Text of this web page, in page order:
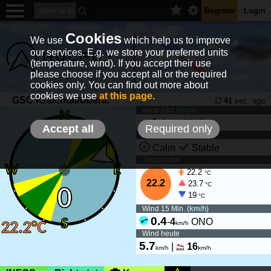
Register Login
GSC Kraichtal/Obera. 41 sec. ago
Wind jetzt ( )
0 km/h ONO
Wind Tendenz
Calm Stable
Temperatur
22.2
22.2 °C
23.7 °C
19°C
Wind 15 Min. (km/h)
0.4-4km/h ONO
Wind heute
5.7km/h 16km/h
We use Cookies which help us to improve
our services. E.g. we store your preferred units
(temperature, wind). If you accept their use
please choose if you accept all or the required
cookies only. You can find out more about
cookies we useat this page.
Accept all Required only